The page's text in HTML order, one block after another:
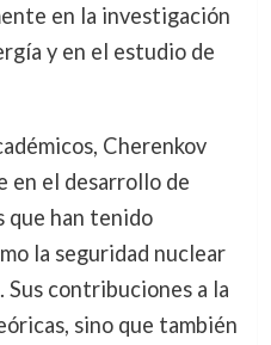
en la investigación
y en el estudio de
Cherenkov
en el desarrollo de
han tenido
la seguridad nuclear
Sus contribuciones a la
sino que también